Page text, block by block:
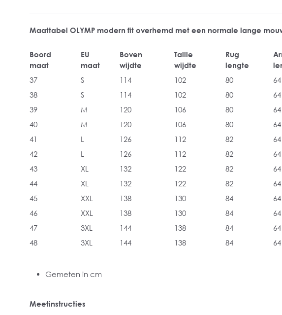
Maattabel OLYMP modern fit overhemd met een normale lange
Boord
maat
EU
maat
Boven
wijdte
Taille
wijdte
Rug
lengte
37
S 114 102 80
64
38
S 114 102 80
64
39
M 120 106 80
64
40
M 120 106 80
64
41
L 126 112 82
64
42
L 126 112 82
64
43
XL 132 122 82
64
44
XL 132 122 82
64
45
XXL 138 130 84
64
46
XXL 138 130 84
64
47
3XL 144 138 84
64
48
3XL 144 138 84 64
Gemeten in cm
Meetinstructies